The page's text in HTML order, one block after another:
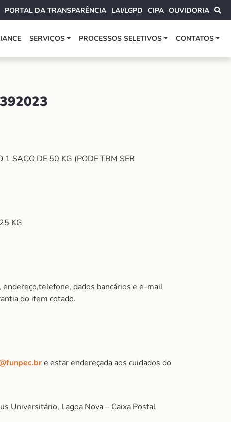
PORTAL DA TRANSPARÊNCIA LAI/LGPD CIPA OUVIDORIA
SERVIÇOS PROCESSOS SELETIVOS CONTATOS
1 SACO DE 50 KG (PODE TBM SER
KG
dados bancários e e-mail
do item cotado.
e estar endereçada aos cuidados do
Universitário, Lagoa Nova – Caixa Postal